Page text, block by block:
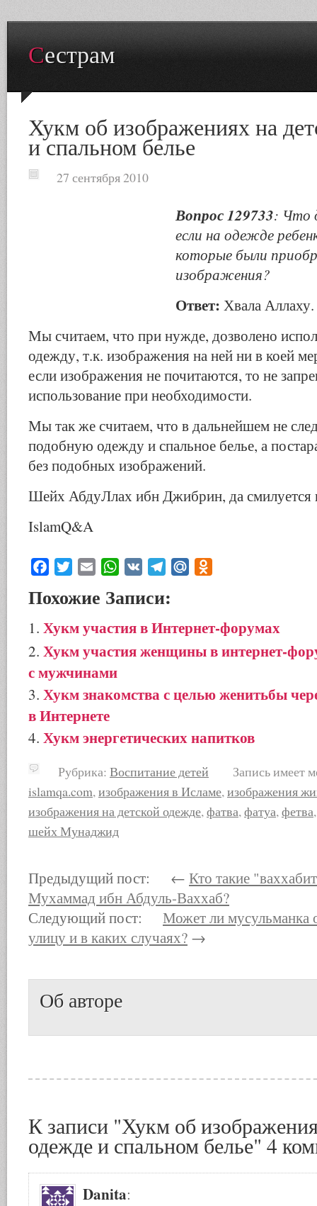
Сестрам
Хукм об изображениях на
и спальном белье
27 сентября 2010
Вопрос 129733: Что
если на одежде
которые были
изображения?
Ответ: Хвала Аллаху.
Мы считаем, что при нужде, дозволено
одежду, т.к. изображения на ней ни в коей
если изображения не почитаются, то не
использование при необходимости.
Мы так же считаем, что в дальнейшем не
подобную одежду и спальное белье, а
без подобных изображений.
Шейх АбдуЛлах ибн Джибрин, да смилуется
IslamQ&A
Facebook
Twitter Email WhatsApp
VK TelegramMail.Ru
Похожие Записи:
Хукм участия в Интернет-форумах
Хукм участия женщины в интернет-
с мужчинами
Хукм знакомства с целью женитьбы
в Интернете
Хукм энергетических напитков
Рубрика: Воспитание детей Запись имеет
islamqa.com,изображения в Исламе,изображения
изображения на детской одежде,фатва,фатуа,фетва
шейх Мунаджид
Предыдущий пост: ← Кто такие
Мухаммад ибн Абдуль-Ваххаб?
Следующий пост: Может ли мусульманка
улицу и в каких случаях? →
Об авторе
К записи "Хукм об
одежде и спальном белье" 4
Danita: